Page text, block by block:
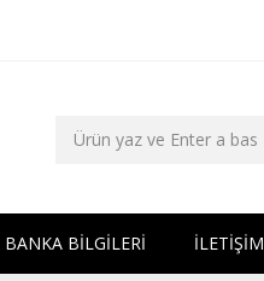
BANKA BİLGİLERİ İLETİŞİM